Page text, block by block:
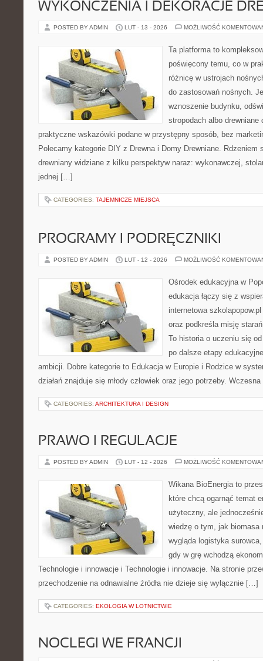
WYKOŃCZENIA I DEKORACJE
POSTED BY ADMIN LUT - 13 - 2026 MOŻLIWOŚĆ
Ta platforma to
poświęcony temu, co w
różnicę w ustrojach
do zastosowań nośnych.
wznoszenie budynku,
stropodach albo
praktyczne wskazówki podane w przystępny sposób, bez
Polecamy kategorie DIY z Drewna i Domy Drewniane. Rdzeniem
drewniany widziane z kilku perspektyw naraz: wykonawczej,
jednej […]
CATEGORIES: TAJEMNICZE MIEJSCA
PROGRAMY I PODRĘCZNIKI
POSTED BY ADMIN LUT - 12 - 2026 MOŻLIWOŚĆ
Ośrodek edukacyjna w
edukacja łączy się z
internetowa
oraz podkreśla misję
To historia o uczeniu się
po dalsze etapy
ambicji. Dobre kategorie to Edukacja w Europie i Rodzice w
działań znajduje się młody człowiek oraz jego potrzeby.
CATEGORIES: ARCHITEKTURA I DESIGN
PRAWO I REGULACJE
POSTED BY ADMIN LUT - 12 - 2026 MOŻLIWOŚĆ
Wikana BioEnergia to
które chcą ogarnąć temat
użyteczny, ale
wiedzę o tym, jak
wygląda logistyka
gdy w grę wchodzą
Technologie i innowacje i Technologie i innowacje. Na stronie
przechodzenie na odnawialne źródła nie dzieje się wyłącznie […]
CATEGORIES: EKOLOGIA W LOTNICTWIE
NOCLEGI WE FRANCJI